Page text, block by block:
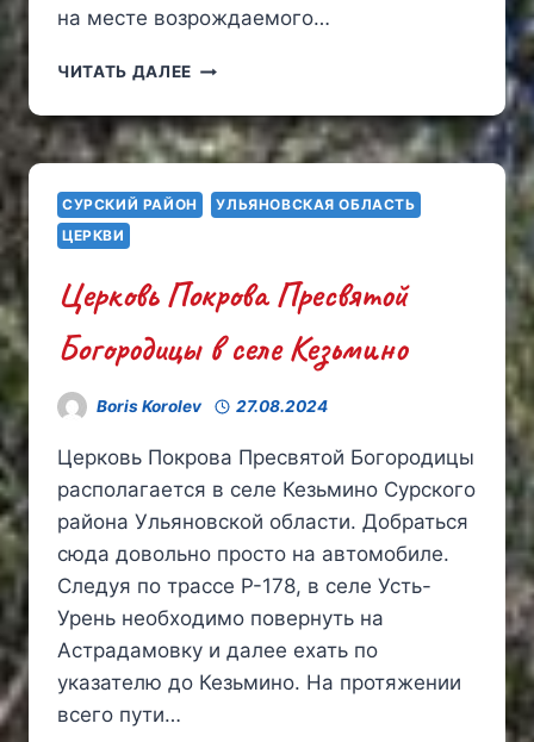
на месте возрождаемого…
ЧИТАТЬ ДАЛЕЕ ЖЕНСКИЙ
В
ЧЕСТЬ
АРХАНГЕЛА
МИХАИЛА
В
СУРСКИЙ РАЙОН
УЛЬЯНОВСКАЯ ОБЛАСТЬ
ЦЕРКВИ
Церковь Покрова Пресвятой
Богородицы в селе Кезьмино
Boris Korolev 27.08.2024
Церковь Покрова Пресвятой Богородицы
располагается в селе Кезьмино Сурского
района Ульяновской области. Добраться
сюда довольно просто на автомобиле.
Следуя по трассе Р-178, в селе Усть-
Урень необходимо повернуть на
Астрадамовку и далее ехать по
указателю до Кезьмино. На протяжении
всего пути…